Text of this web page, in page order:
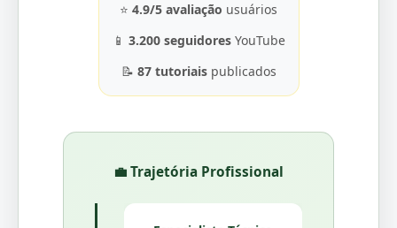
⭐ 4.9/5 avaliação usuários
📱 3.200 seguidoresYouTube
📝 87 tutoriaispublicados
💼 Trajetória Profissional